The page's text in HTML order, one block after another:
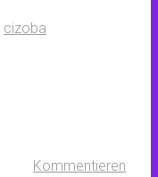
cizoba
Kommentieren